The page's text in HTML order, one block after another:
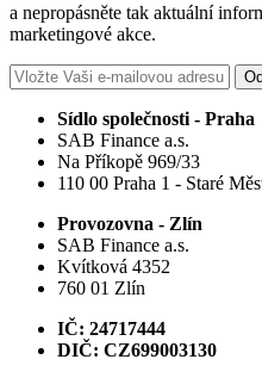
a nepropásněte tak aktuální
marketingové akce.
Sídlo společnosti - Praha
SAB Finance a.s.
Na Příkopě 969/33
110 00 Praha 1 - Staré
Provozovna - Zlín
SAB Finance a.s.
Kvítková 4352
760 01 Zlín
IČ: 24717444
DIČ: CZ699003130